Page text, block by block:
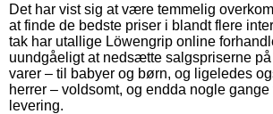
Det har vist sig at være temmelig
at finde de bedste priser i blandt flere
tak har utallige Löwengrip online
uundgåeligt at nedsætte salgspriserne
varer – til babyer og børn, og ligeledes
herrer – voldsomt, og endda nogle gange
levering.